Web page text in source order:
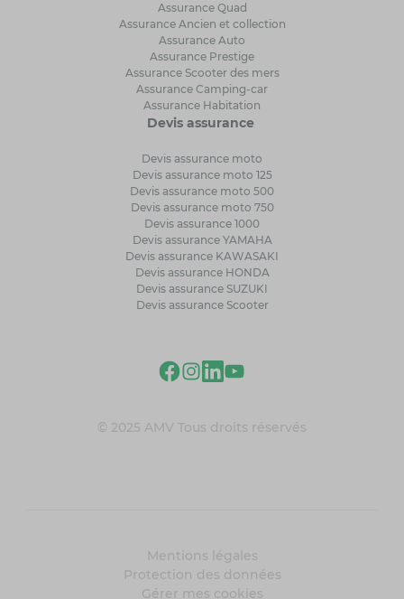
Assurance Quad
Assurance Ancien et collection
Assurance Auto
Assurance Prestige
Assurance Scooter des mers
Assurance Camping-car
Assurance Habitation
Devis assurance
Devis assurance moto
Devis assurance moto 125
Devis assurance moto 500
Devis assurance moto 750
Devis assurance 1000
Devis assurance YAMAHA
Devis assurance KAWASAKI
Devis assurance HONDA
Devis assurance SUZUKI
Devis assurance Scooter
© 2025 AMV Tous droits réservés
Mentions légales
Protection des données
Gérer mes cookies